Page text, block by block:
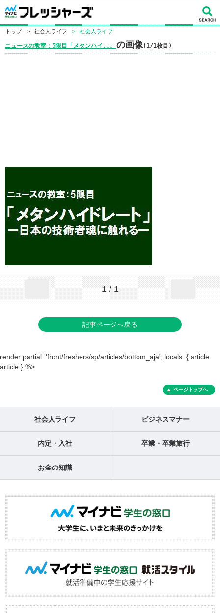
トップ > 社会人ライフ > 社会人ライフ
ニュースの教室：5限目「メタンハイ... の画像(1/1枚目)
1 / 1
記事ページへ戻る
render partial: 'front/freshers/sp/articles/bottom_aja', locals: { article:
article } %>
ページトップへ
社会人ライフ ビジネスマナー
内定・入社 卒業・卒業旅行
お金の知識